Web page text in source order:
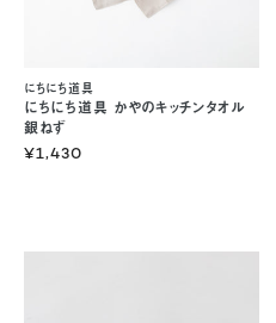
にちにち道具 かやのキッチンタオル
銀ねず
にちにち道具
¥1,430